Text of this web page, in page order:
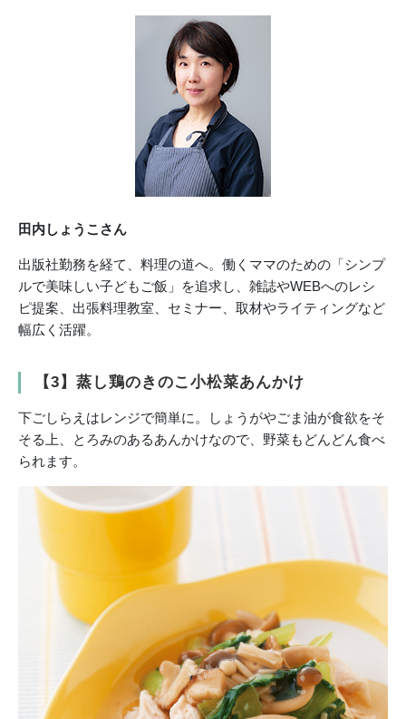
田内しょうこさん
出版社勤務を経て、料理の道へ。働くママのための「シンプ
ルで美味しい子どもご飯」を追求し、雑誌やWEBへのレシ
ピ提案、出張料理教室、セミナー、取材やライティングなど
幅広く活躍。
【3】蒸し鶏のきのこ小松菜あんかけ
下ごしらえはレンジで簡単に。しょうがやごま油が食欲をそ
そる上、とろみのあるあんかけなので、野菜もどんどん食べ
られます。